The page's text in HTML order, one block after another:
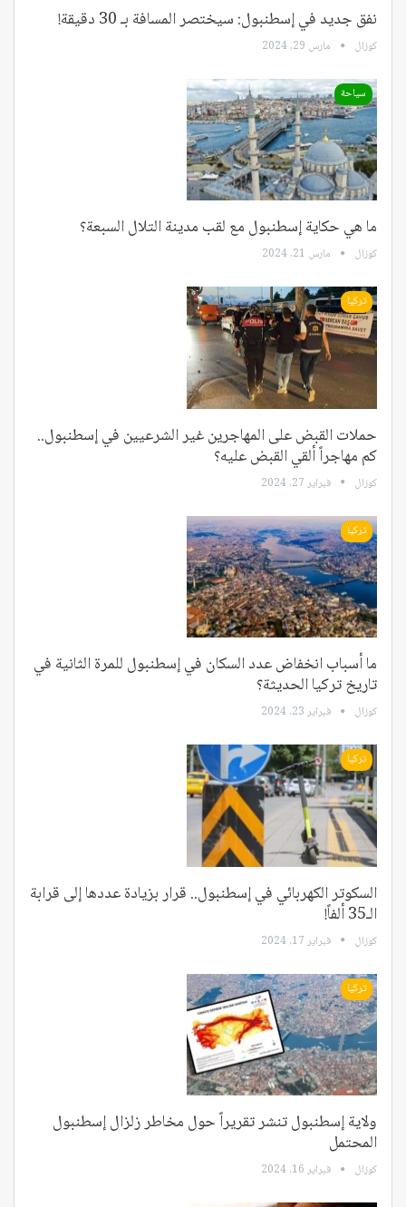
نفق جديد في إسطنبول: سيختصر المسافة بـ 30 دقيقة!
كوزال مارس 29, 2024
سياحة
ما هي حكاية إسطنبول مع لقب مدينة التلال السبعة؟
كوزال مارس 21, 2024
تركيا
حملات القبض على المهاجرين غير الشرعيين في إسطنبول..
كم مهاجراً ألقي القبض عليه؟
كوزال فبراير 27, 2024
تركيا
ما أسباب انخفاض عدد السكان في إسطنبول للمرة الثانية في
تاريخ تركيا الحديثة؟
كوزال فبراير 23, 2024
تركيا
السكوتر الكهربائي في إسطنبول.. قرار بزيادة عددها إلى قرابة
الـ35 ألفاً!
كوزال فبراير 17, 2024
تركيا
ولاية إسطنبول تنشر تقريراً حول مخاطر زلزال إسطنبول
المحتمل
كوزال فبراير 16, 2024